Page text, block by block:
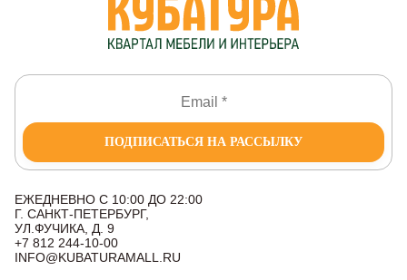
ПОДПИСАТЬСЯ НА РАССЫЛКУ
ЕЖЕДНЕВНО С 10:00 ДО 22:00
Г. САНКТ-ПЕТЕРБУРГ,
УЛ.ФУЧИКА, Д. 9
+7 812 244-10-00
INFO@KUBATURAMALL.RU